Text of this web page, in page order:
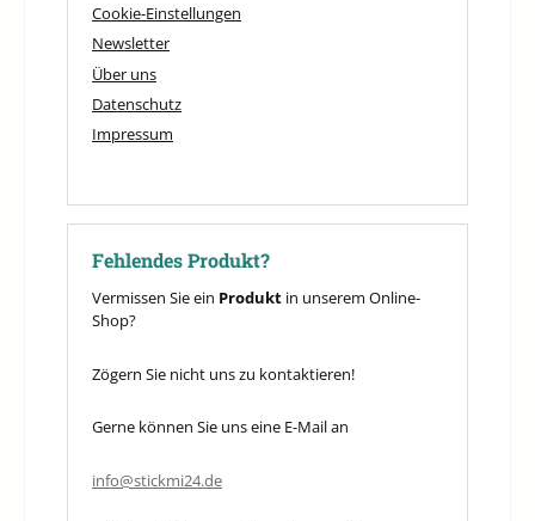
Cookie-Einstellungen
Newsletter
Über uns
Datenschutz
Impressum
Fehlendes Produkt?
Vermissen Sie ein Produkt in unserem Online-
Shop?
Zögern Sie nicht uns zu kontaktieren!
Gerne können Sie uns eine E-Mail an
info@stickmi24.de